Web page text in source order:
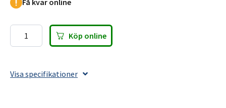
Få kvar online
Hållare
Knott
Köp online
Visa specifikationer